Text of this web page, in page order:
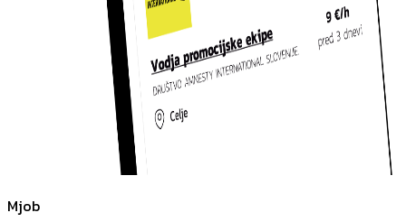
Mjob